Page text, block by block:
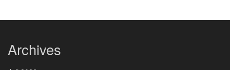
Archives